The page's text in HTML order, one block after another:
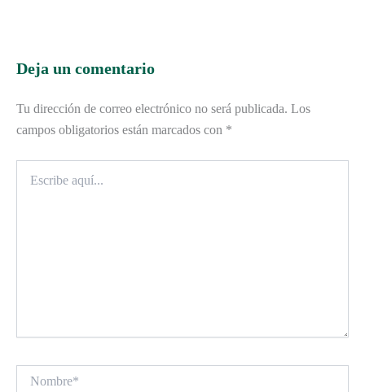
Deja un comentario
Tu dirección de correo electrónico no será publicada. Los
campos obligatorios están marcados con *
aquí...